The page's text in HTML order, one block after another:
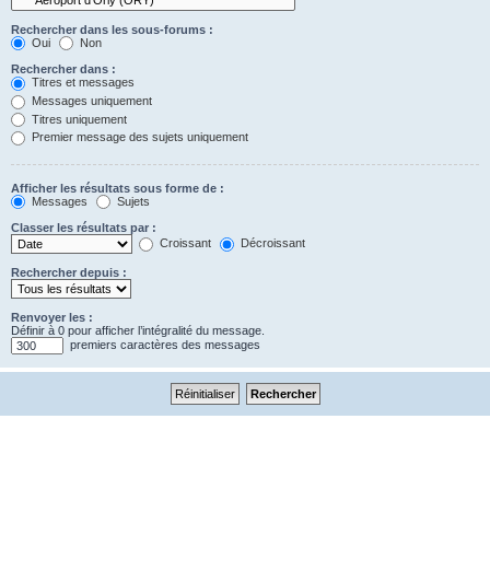
Rechercher dans les sous-forums :
Oui
Non
Rechercher dans :
Titres et messages
Messages uniquement
Titres uniquement
Premier message des sujets uniquement
Afficher les résultats sous forme de :
Messages
Sujets
Classer les résultats par :
Croissant
Décroissant
Rechercher depuis :
Renvoyer les :
Définir à 0 pour afficher l’intégralité du message.
premiers caractères des messages